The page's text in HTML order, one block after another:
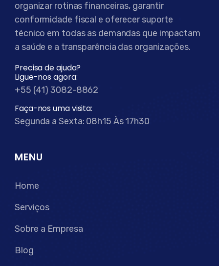
organizar rotinas financeiras, garantir
conformidade fiscal e oferecer suporte
técnico em todas as demandas que impactam
a saúde e a transparência das organizações.
Precisa de ajuda?
Ligue-nos agora:
+55 (41) 3082-8862
Faça-nos uma visita:
Segunda a Sexta: 08h15 Às 17h30
MENU
Home
Serviços
Sobre a Empresa
Blog